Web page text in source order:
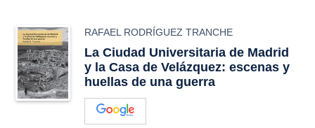
RAFAEL RODRÍGUEZ TRANCHE
La Ciudad Universitaria de Madrid
y la Casa de Velázquez: escenas y
huellas de una guerra